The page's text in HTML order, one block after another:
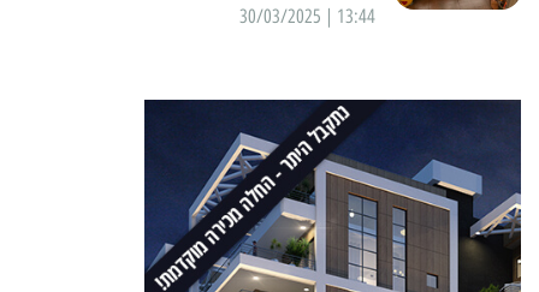
13:44 | 30/03/2025